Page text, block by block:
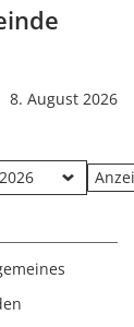
8. August 2026